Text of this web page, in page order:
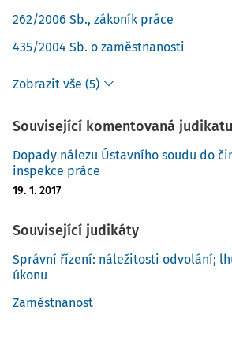
262/2006 Sb., zákoník práce
435/2004 Sb. o zaměstnanosti
Zobrazit vše (5)
Související komentovaná
Dopady nálezu Ústavního soudu do
inspekce práce
19. 1. 2017
Související judikáty
Správní řízení: náležitosti odvolání;
úkonu
Zaměstnanost